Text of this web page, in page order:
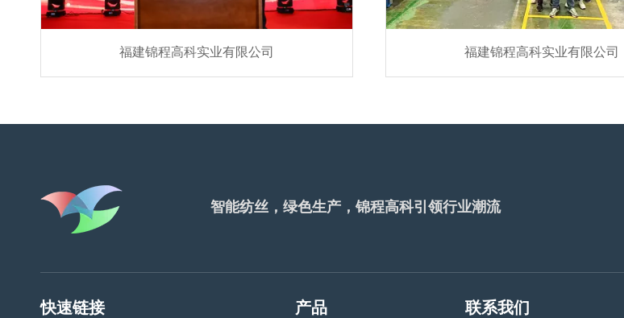
福建锦程高科实业有限公司 福建锦程高科实业有限公司
智能纺丝，绿色生产，锦程高科引领行业潮流
快速链接 产品 联系我们